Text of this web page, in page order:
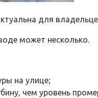
для
может несколько.
на улице;
чем уровень